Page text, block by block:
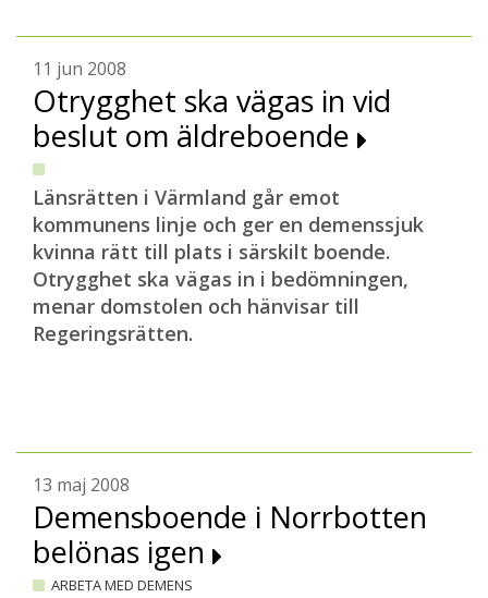
11 jun 2008
Otrygghet ska vägas in vid
beslut om äldreboende
Länsrätten i Värmland går emot
kommunens linje och ger en demenssjuk
kvinna rätt till plats i särskilt boende.
Otrygghet ska vägas in i bedömningen,
menar domstolen och hänvisar till
Regeringsrätten.
13 maj 2008
Demensboende i Norrbotten
belönas igen
ARBETA MED DEMENS